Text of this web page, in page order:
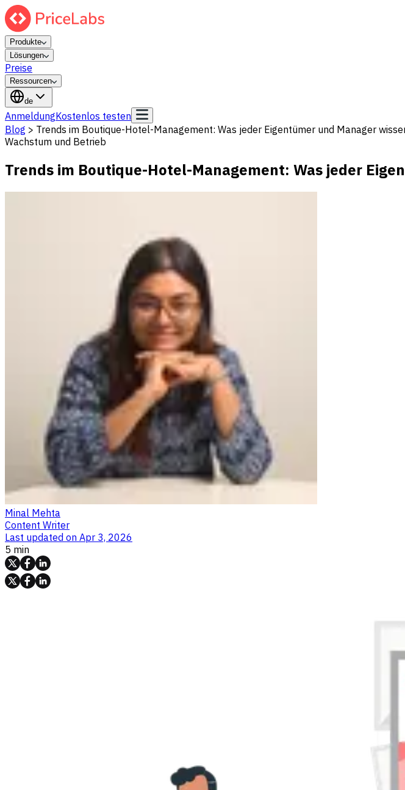
Produkte
Lösungen
Preise
Ressourcen
de
AnmeldungKostenlos testen
Blog > Trends im Boutique-Hotel-Management: Was jeder Eigentümer und Manager
Wachstum und Betrieb
Trends im Boutique-Hotel-Management: Was jeder
Minal Mehta
Content Writer
Last updated on Apr 3, 2026
5 min